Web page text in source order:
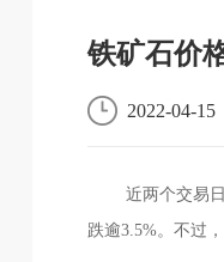
铁矿石价
2022-04-15
近两个交易日，
跌逾3.5%。不过